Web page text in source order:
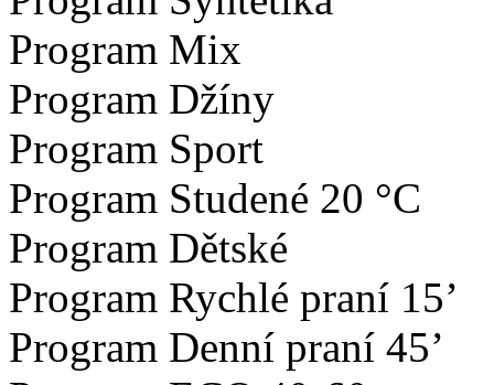
Program Mix
Program Džíny
Program Sport
Program Studené 20 °C
Program Dětské
Program Rychlé praní 15’
Program Denní praní 45’